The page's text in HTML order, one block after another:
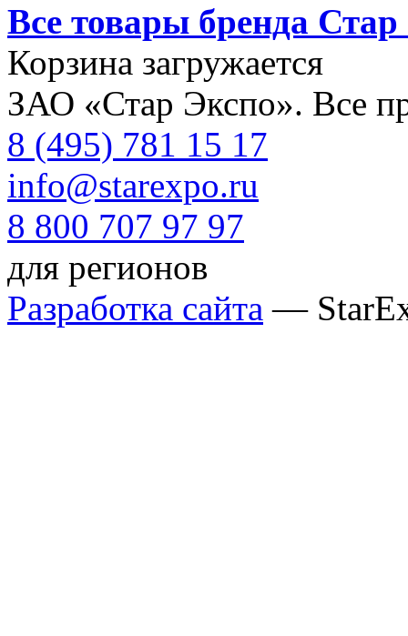
Все товары бренда
Корзина загружается
ЗАО «Стар Экспо». Все
8 (495) 781 15 17
info@starexpo.ru
8 800 707 97 97
для регионов
Разработка сайта —